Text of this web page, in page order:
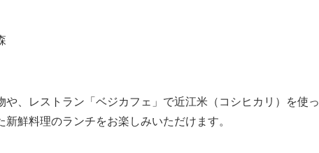
、レストラン「ベジカフェ」で近江米（コシヒカリ）を使っ
鮮料理のランチをお楽しみいただけます。